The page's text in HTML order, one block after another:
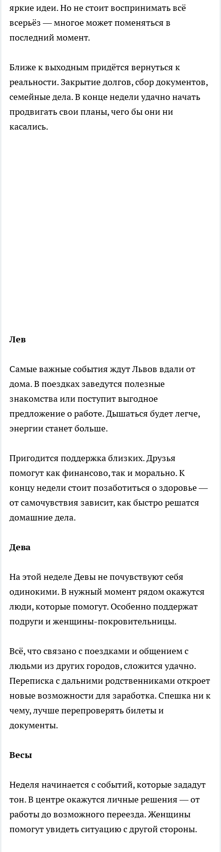
яркие идеи. Но не стоит воспринимать всё
всерьёз — многое может поменяться в
последний момент.
Ближе к выходным придётся вернуться к
реальности. Закрытие долгов, сбор документов,
семейные дела. В конце недели удачно начать
продвигать свои планы, чего бы они ни
касались.
Лев
Самые важные события ждут Львов вдали от
дома. В поездках заведутся полезные
знакомства или поступит выгодное
предложение о работе. Дышаться будет легче,
энергии станет больше.
Пригодится поддержка близких. Друзья
помогут как финансово, так и морально. К
концу недели стоит позаботиться о здоровье —
от самочувствия зависит, как быстро решатся
домашние дела.
Дева
На этой неделе Девы не почувствуют себя
одинокими. В нужный момент рядом окажутся
люди, которые помогут. Особенно поддержат
подруги и женщины-покровительницы.
Всё, что связано с поездками и общением с
людьми из других городов, сложится удачно.
Переписка с дальними родственниками откроет
новые возможности для заработка. Спешка ни к
чему, лучше перепроверять билеты и
документы.
Весы
Неделя начинается с событий, которые зададут
тон. В центре окажутся личные решения — от
работы до возможного переезда. Женщины
помогут увидеть ситуацию с другой стороны.